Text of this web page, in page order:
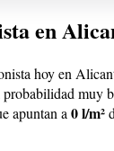
en
hoy en
muy
apuntan a 0 l/m²